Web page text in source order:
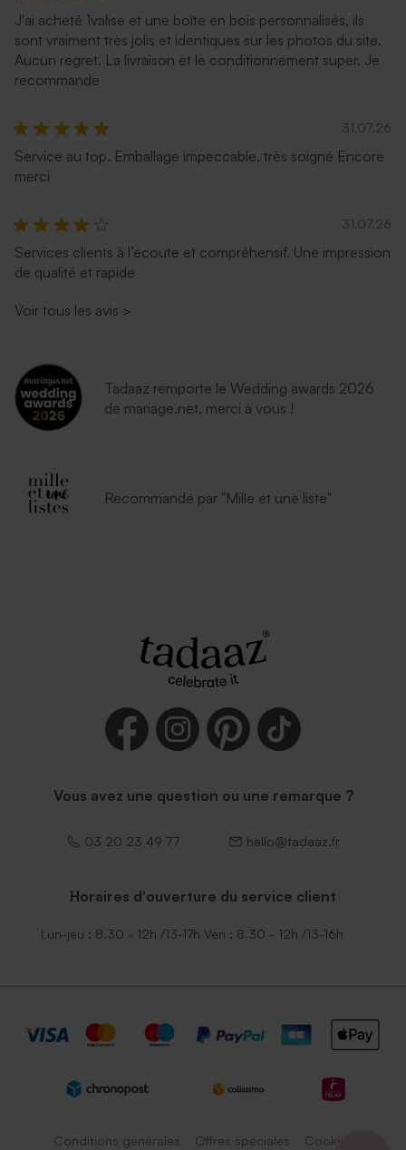
J'ai acheté 1valise et une boîte en bois personnalisés, ils
sont vraiment très jolis et identiques sur les photos du site.
Aucun regret. La livraison et le conditionnement super. Je
recommande
31.07.26
Service au top. Emballage impeccable, très soigné Encore
merci
31.07.26
Services clients à l’écoute et compréhensif. Une impression
de qualité et rapide
Voir tous les avis >
Tadaaz remporte le Wedding awards 2026
de mariage.net, merci à vous !
Recommandé par "Mille et une liste"
Vous avez une question ou une remarque ?
03 20 23 49 77 hello@tadaaz.fr
Horaires d'ouverture du service client
Lun-jeu : 8.30 - 12h /13-17h Ven : 8.30 - 12h /13-16h
Conditions générales Offres spéciales Cookies